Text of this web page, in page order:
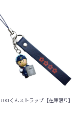
くんストラップ【在庫限り】